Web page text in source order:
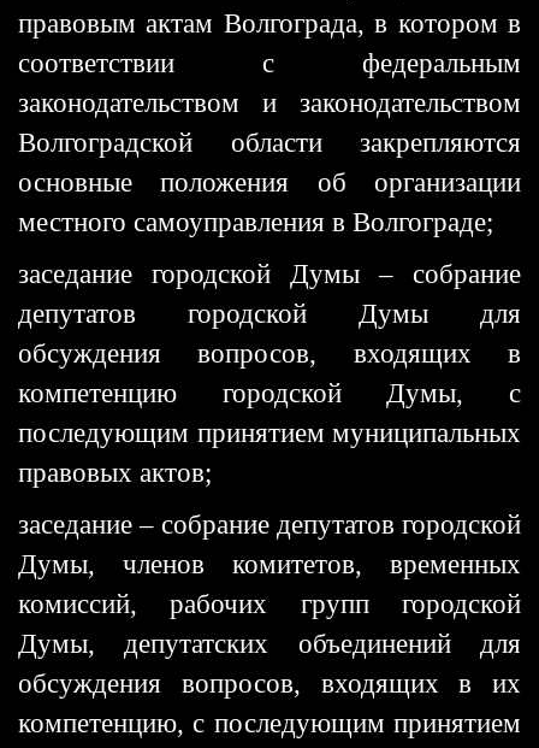
правовым актам Волгограда, в котором в
соответствии с федеральным
законодательством и законодательством
Волгоградской области закрепляются
основные положения об организации
местного самоуправления в Волгограде;
заседание городской Думы – собрание
депутатов городской Думы для
обсуждения вопросов, входящих в
компетенцию городской Думы, с
последующим принятием муниципальных
правовых актов;
заседание – собрание депутатов городской
Думы, членов комитетов, временных
комиссий, рабочих групп городской
Думы, депутатских объединений для
обсуждения вопросов, входящих в их
компетенцию, с последующим принятием